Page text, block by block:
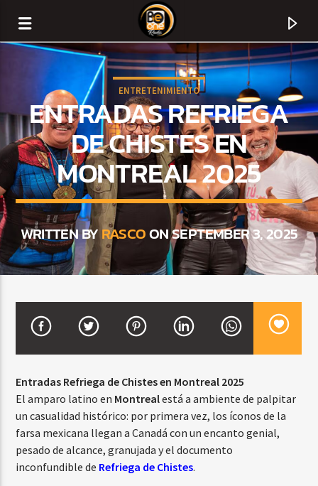
CURRENT TRACK
ARTIST
CURRENT SHOW
TROPICAL RELAJADO
3:00 AM 6:00 AM
ENTRETENIMIENTO
ENTRADAS REFRIEGA
DE CHISTES EN
MONTREAL 2025
WRITTEN BYRASCOON SEPTEMBER 3, 2025
Entradas Refriega de Chistes en Montreal 2025
El amparo latino en Montrealestá a ambiente de palpitar
un casualidad histórico: por primera vez, los íconos de la
farsa mexicana llegan a Canadá con un encanto genial,
pesado de alcance, granujada y el documento
inconfundible de Refriega de Chistes.